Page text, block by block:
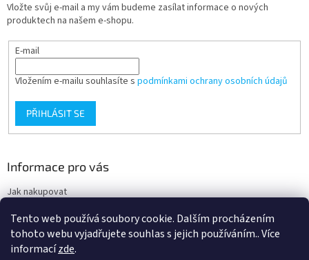
Tento web používá soubory cookie. Dalším procházením
tohoto webu vyjadřujete souhlas s jejich používáním.. Více
informacízde.
Vložte svůj e-mail a my vám budeme zasílat informace o nových
produktech na našem e-shopu.
E-mail
Vložením e-mailu souhlasíte s podmínkami ochrany osobních údajů
PŘIHLÁSIT SE
Informace pro vás
Jak nakupovat
Podmínky ochrany osobních údajů